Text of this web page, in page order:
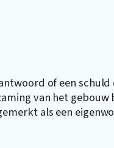
of een
van het gebouw
als een